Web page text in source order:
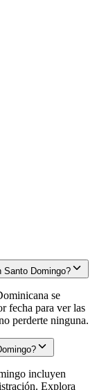
Santo Domingo?
se
fecha para ver las
perderte ninguna.
incluyen
Explora